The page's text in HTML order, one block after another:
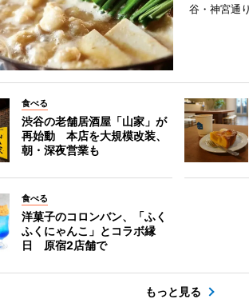
谷・神宮通
食べる
渋谷の老舗居酒屋「山家」が
再始動 本店を大規模改装、
朝・深夜営業も
食べる
洋菓子のコロンバン、「ふく
ふくにゃんこ」とコラボ縁
日 原宿2店舗で
もっと見る